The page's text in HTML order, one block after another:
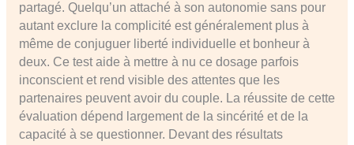
partagé. Quelqu’un attaché à son autonomie sans pour
autant exclure la complicité est généralement plus à
même de conjuguer liberté individuelle et bonheur à
deux. Ce test aide à mettre à nu ce dosage parfois
inconscient et rend visible des attentes que les
partenaires peuvent avoir du couple. La réussite de cette
évaluation dépend largement de la sincérité et de la
capacité à se questionner. Devant des résultats